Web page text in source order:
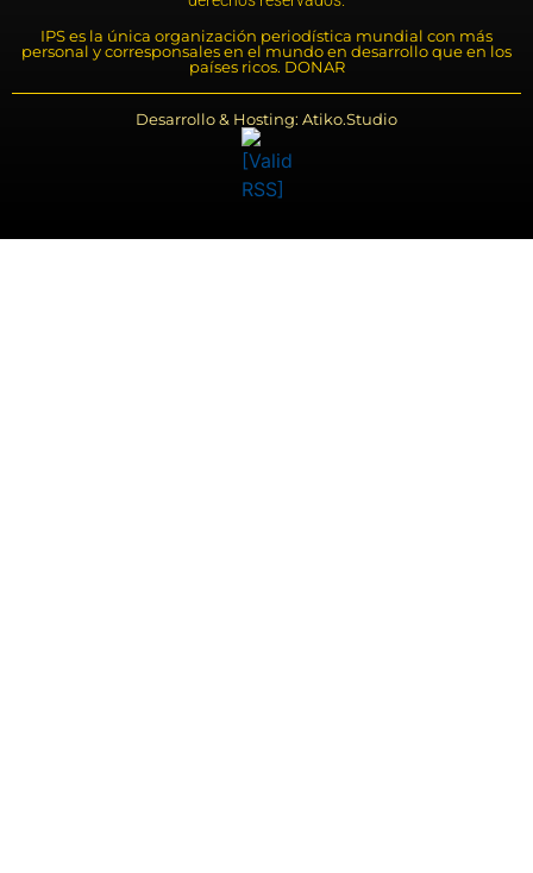
IPS es la única organización periodística mundial con más
personal y corresponsales en el mundo en desarrollo que en los
países ricos. DONAR
Desarrollo & Hosting: Atiko.Studio